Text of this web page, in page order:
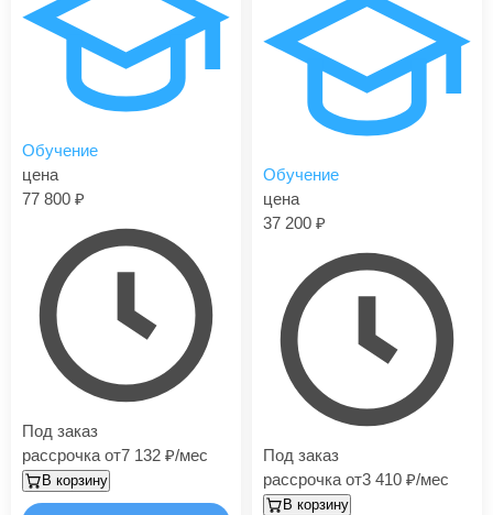
Обучение
цена
77 800
Под заказ
рассрочка от7 132 /мес
В корзину
Обучение
цена
37 200
Под заказ
рассрочка от3 410 /мес
В корзину